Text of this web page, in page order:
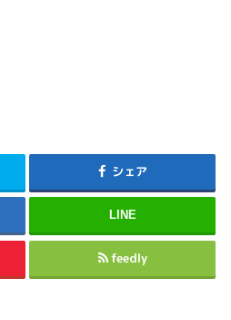
シェア
LINE
feedly